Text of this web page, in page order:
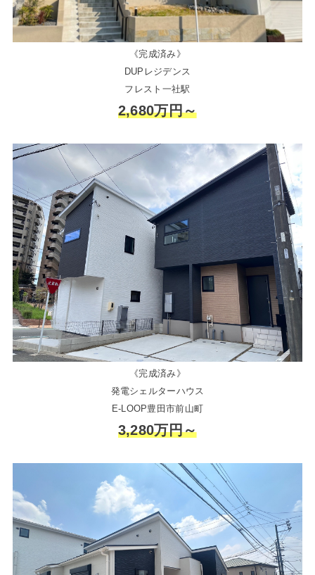
《完成済み》
DUPレジデンス
フレスト一社駅
2,680万円～
《完成済み》
発電シェルターハウス
E-LOOP豊田市前山町
3,280万円～